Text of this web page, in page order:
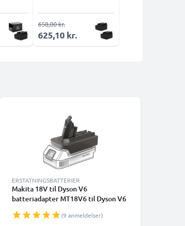
625,10 kr.
658,00 kr.
ERSTATNINGSBATTERIER
Makita 18V til Dyson V6
batteriadapter MT18V6 til Dyson V6
(9 anmeldelser)